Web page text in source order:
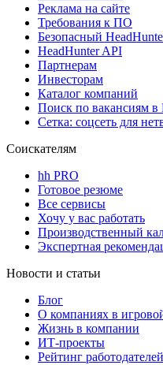
Реклама на сайте
Требования к ПО
Безопасный
HeadHunter API
Партнерам
Инвесторам
Каталог компаний
Поиск по вакансиям в
Сетка: соцсеть для
Соискателям
hh PRO
Готовое резюме
Все сервисы
Хочу у вас работать
Производственный
Экспертная
Новости и статьи
Блог
О компаниях в
Жизнь в компании
ИТ-проекты
Рейтинг